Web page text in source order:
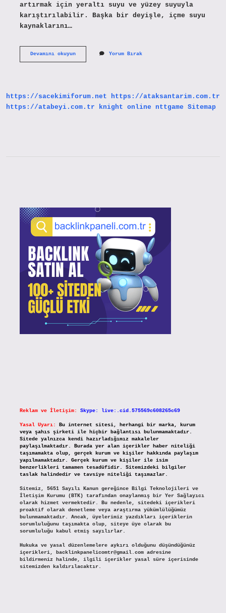
artırmak için yeraltı suyu ve yüzey suyuyla
karıştırılabilir. Başka bir deyişle, içme suyu
kaynaklarını…
Devamını okuyunAtıksu
Yorum Bırak
https://sacekimiforum.net
https://ataksantarim.com.tr
https://atabeyi.com.tr
knight online nttgame Sitemap
Reklam ve İletişim: Skype: live:.cid.575569c608265c69
Yasal Uyarı:
Bu internet sitesi, herhangi bir marka, kurum
veya şahıs şirketi ile hiçbir bağlantısı bulunmamaktadır.
Sitede yalnızca kendi hazırladığımız makaleler
paylaşılmaktadır. Burada yer alan içerikler haber niteliği
taşımamakta olup, gerçek kurum ve kişiler hakkında paylaşım
yapılmamaktadır. Gerçek kurum ve kişiler ile isim
benzerlikleri tamamen tesadüfidir. Sitemizdeki bilgiler
taslak halindedir ve tavsiye niteliği taşımazlar.
Sitemiz, 5651 Sayılı Kanun gereğince Bilgi Teknolojileri ve
İletişim Kurumu (BTK) tarafından onaylanmış bir Yer Sağlayıcı
olarak hizmet vermektedir. Bu nedenle, sitedeki içerikleri
proaktif olarak denetleme veya araştırma yükümlülüğümüz
bulunmamaktadır. Ancak, üyelerimiz yazdıkları içeriklerin
sorumluluğunu taşımakta olup, siteye üye olarak bu
sorumluluğu kabul etmiş sayılırlar.
Hukuka ve yasal düzenlemelere aykırı olduğunu düşündüğünüz
içerikleri,
backlinkpanelicomtr@gmail.comadresine
bildirmeniz halinde, ilgili içerikler yasal süre içerisinde
sitemizden kaldırılacaktır.